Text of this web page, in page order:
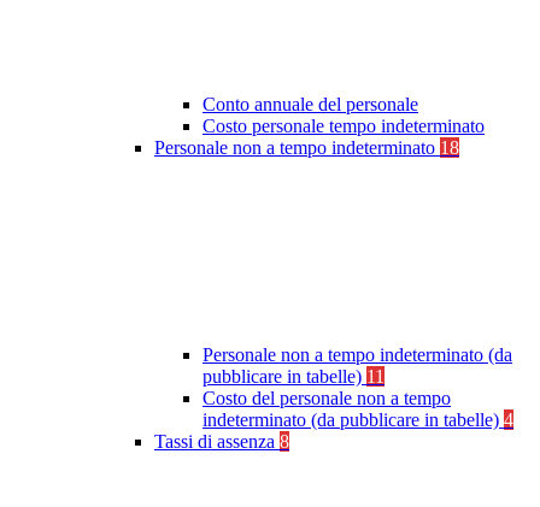
Conto annuale del personale
Costo personale tempo indeterminato
Personale non a tempo indeterminato 18
Personale non a tempo indeterminato (da
pubblicare in tabelle) 11
Costo del personale non a tempo
indeterminato (da pubblicare in tabelle) 4
Tassi di assenza 8